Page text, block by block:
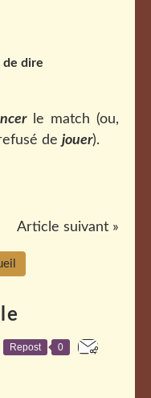
de dire
le match (ou,
de jouer).
Article suivant »
Repost 0